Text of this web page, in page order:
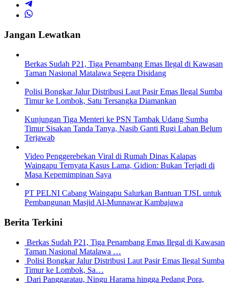
Jangan Lewatkan
Berkas Sudah P21, Tiga Penambang Emas Ilegal di Kawasan
Taman Nasional Matalawa Segera Disidang
Polisi Bongkar Jalur Distribusi Laut Pasir Emas Ilegal Sumba
Timur ke Lombok, Satu Tersangka Diamankan
Kunjungan Tiga Menteri ke PSN Tambak Udang Sumba
Timur Sisakan Tanda Tanya, Nasib Ganti Rugi Lahan Belum
Terjawab
Video Penggerebekan Viral di Rumah Dinas Kalapas
Waingapu Ternyata Kasus Lama, Gidion: Bukan Terjadi di
Masa Kepemimpinan Saya
PT PELNI Cabang Waingapu Salurkan Bantuan TJSL untuk
Pembangunan Masjid Al-Munnawar Kambajawa
Berita Terkini
Berkas Sudah P21, Tiga Penambang Emas Ilegal di Kawasan
Taman Nasional Matalawa …
Polisi Bongkar Jalur Distribusi Laut Pasir Emas Ilegal Sumba
Timur ke Lombok, Sa…
Dari Panggaratau, Ningu Harama hingga Pedang Pora,